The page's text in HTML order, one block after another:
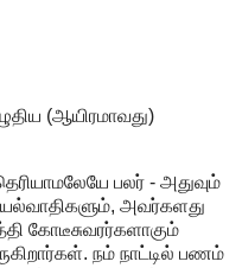
(ஆயிரமாவது)
பலர் - அதுவும்
அவர்களது
கோடீசுவரர்களாகும்
நம் நாட்டில் பணம்